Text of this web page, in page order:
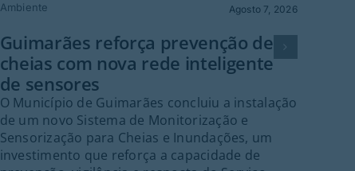
Ambiente Agosto 7, 2026
Guimarães reforça prevenção de
cheias com nova rede inteligente
de sensores
O Município de Guimarães concluiu a instalação
de um novo Sistema de Monitorização e
Sensorização para Cheias e Inundações, um
investimento que reforça a capacidade de